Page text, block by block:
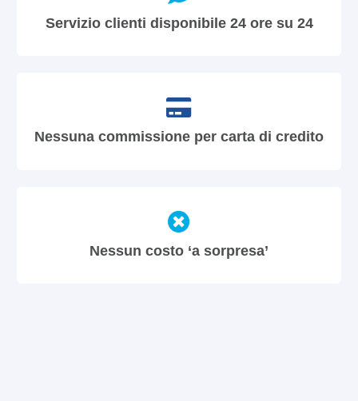
Servizio clienti disponibile 24 ore su 24
Nessuna commissione per carta di credito
Nessun costo ‘a sorpresa’